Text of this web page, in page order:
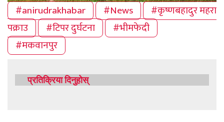
#anirudrakhabar #News
#कृष्णबहादुर महरा
पक्राउ
#टिपर दुर्घटना
#भीमफेदी
#मकवानपुर
प्रतिक्रिया दिनुहोस्